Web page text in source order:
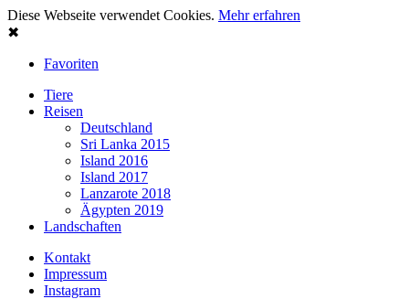
Diese Webseite verwendet Cookies. Mehr erfahren
✖
Favoriten
Tiere
Reisen
Deutschland
Sri Lanka 2015
Island 2016
Island 2017
Lanzarote 2018
Ägypten 2019
Landschaften
Kontakt
Impressum
Instagram